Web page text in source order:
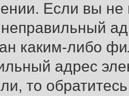
Если вы
каким-либо
адрес
то